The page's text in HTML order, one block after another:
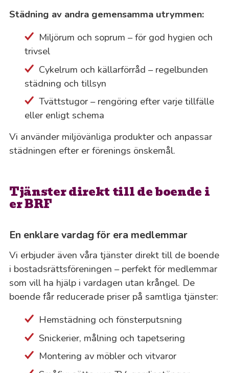
Städning av andra gemensamma utrymmen:
Miljörum och soprum – för god hygien och
trivsel
Cykelrum och källarförråd – regelbunden
städning och tillsyn
Tvättstugor – rengöring efter varje tillfälle
eller enligt schema
Vi använder miljövänliga produkter och anpassar
städningen efter er förenings önskemål.
Tjänster direkt till de boende i
er BRF
En enklare vardag för era medlemmar
Vi erbjuder även våra tjänster direkt till de boende
i bostadsrättsföreningen – perfekt för medlemmar
som vill ha hjälp i vardagen utan krångel. De
boende får reducerade priser på samtliga tjänster:
Hemstädning och fönsterputsning
Snickerier, målning och tapetsering
Montering av möbler och vitvaror